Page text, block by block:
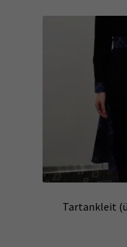
Tartankleit